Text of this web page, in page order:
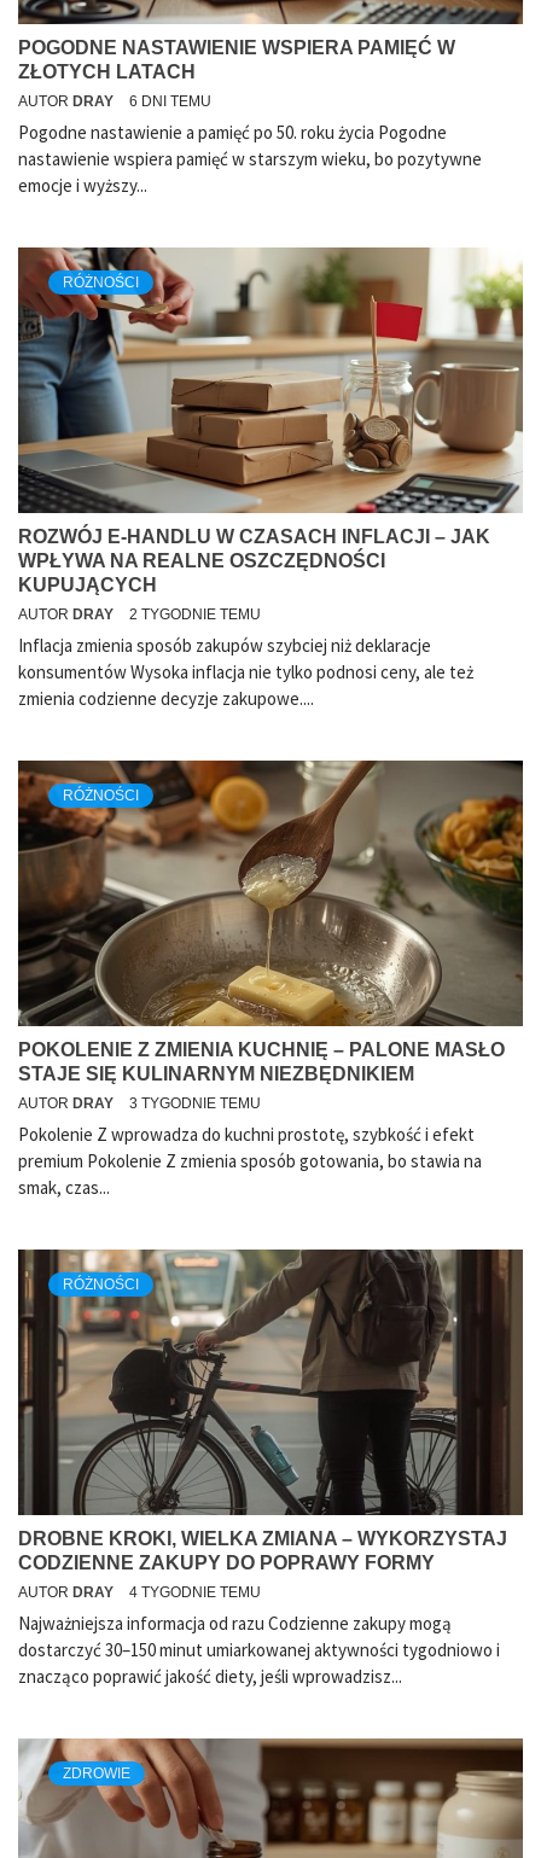
POGODNE NASTAWIENIE WSPIERA PAMIĘĆ W
ZŁOTYCH LATACH
AUTOR DRAY 6 DNI TEMU
Pogodne nastawienie a pamięć po 50. roku życia Pogodne
nastawienie wspiera pamięć w starszym wieku, bo pozytywne
emocje i wyższy...
RÓŻNOŚCI
ROZWÓJ E-HANDLU W CZASACH INFLACJI – JAK
WPŁYWA NA REALNE OSZCZĘDNOŚCI
KUPUJĄCYCH
AUTOR DRAY 2 TYGODNIE TEMU
Inflacja zmienia sposób zakupów szybciej niż deklaracje
konsumentów Wysoka inflacja nie tylko podnosi ceny, ale też
zmienia codzienne decyzje zakupowe....
RÓŻNOŚCI
POKOLENIE Z ZMIENIA KUCHNIĘ – PALONE MASŁO
STAJE SIĘ KULINARNYM NIEZBĘDNIKIEM
AUTOR DRAY 3 TYGODNIE TEMU
Pokolenie Z wprowadza do kuchni prostotę, szybkość i efekt
premium Pokolenie Z zmienia sposób gotowania, bo stawia na
smak, czas...
RÓŻNOŚCI
DROBNE KROKI, WIELKA ZMIANA – WYKORZYSTAJ
CODZIENNE ZAKUPY DO POPRAWY FORMY
AUTOR DRAY 4 TYGODNIE TEMU
Najważniejsza informacja od razu Codzienne zakupy mogą
dostarczyć 30–150 minut umiarkowanej aktywności tygodniowo i
znacząco poprawić jakość diety, jeśli wprowadzisz...
ZDROWIE